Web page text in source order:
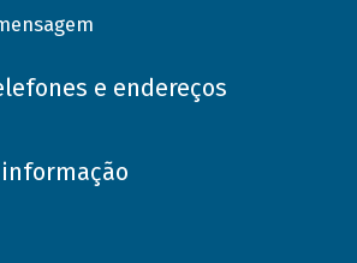
e endereços
informação